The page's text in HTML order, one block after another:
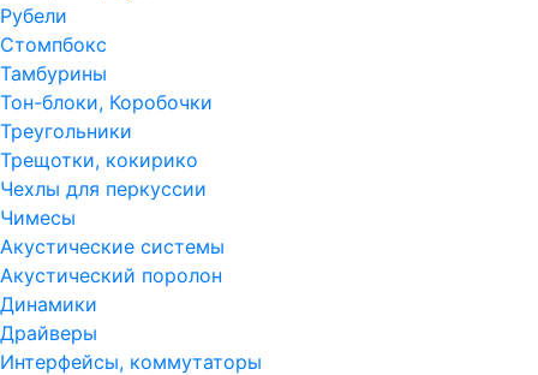
Рубели
Стомпбокс
Тамбурины
Тон-блоки, Коробочки
Треугольники
Трещотки, кокирико
Чехлы для перкуссии
Чимесы
Акустические системы
Акустический поролон
Динамики
Драйверы
Интерфейсы, коммутаторы